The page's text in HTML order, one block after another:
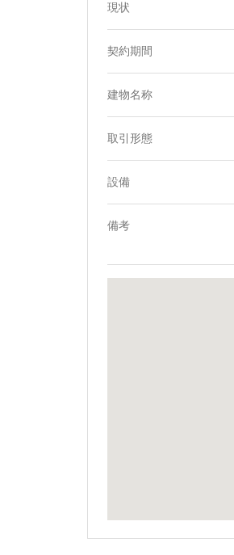
現状
契約期間
建物名称
取引形態
設備
備考